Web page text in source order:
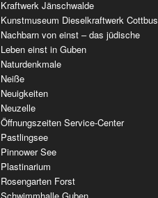
Kraftwerk Jänschwalde
Kunstmuseum Dieselkraftwerk Cottbus
Nachbarn von einst – das jüdische
Leben einst in Guben
Naturdenkmale
Neiße
Neuigkeiten
Neuzelle
Öffnungszeiten Service-Center
Pastlingsee
Pinnower See
Plastinarium
Rosengarten Forst